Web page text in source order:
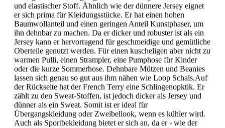
und elastischer Stoff. Ähnlich wie der dünnere Jersey eignet
er sich prima für Kleidungsstücke. Er hat einen hohen
Baumwollanteil und einen geringen Anteil Kunstphaser, um
ihn dehnbar zu machen. Da er dicker und robuster ist als ein
Jersey kann er hervorragend für geschmeidige und gemütliche
Oberteile genutzt werden. Für einen kuscheligen aber nicht zu
warmen Pulli, einen Strampler, eine Pumphose für Kinder
oder die kurze Sommerhose. Dehnbare Mützen und Beanies
lassen sich genau so gut aus ihm nähen wie Loop Schals.Auf
der Rückseite hat der French Terry eine Schlingenopktik. Er
zählt zu den Sweat-Stoffen, ist jedoch dicker als Jersey und
dünner als ein Sweat. Somit ist er ideal für
Übergangskleidung oder Zweibellook, wenn es kühler wird.
Auch als Sportbekleidung bietet er sich an, da er - wie der